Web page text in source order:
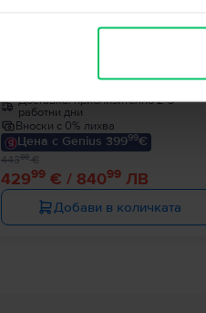
Доставка:приблизително 2-3
работни дни
Вноски с 0% лихва
Цена с Genius 39999€
42999€ / 84099ЛВ
44399€
Добави в количката